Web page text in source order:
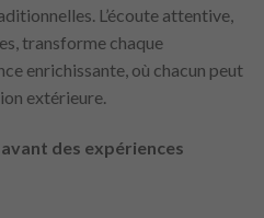
L’écoute attentive,
transforme chaque
enrichissante, où chacun peut
extérieure.
des expériences